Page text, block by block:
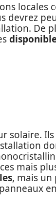
locales
devrez
De
solaire.
mais
, mais un